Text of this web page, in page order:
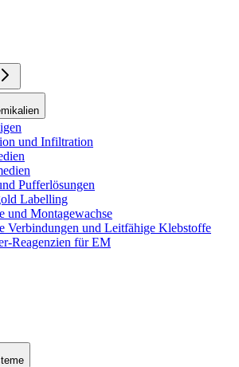
und Infiltration
Pufferlösungen
Labelling
und Montagewachse
Verbindungen und Leitfähige Klebstoffe
Reagenzien für EM